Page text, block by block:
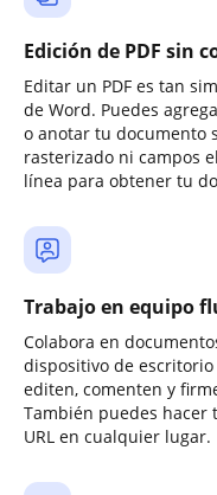
Edición de PDF sin
Editar un PDF es tan
de Word. Puedes
o anotar tu documento
rasterizado ni campos
línea para obtener tu
Trabajo en equipo
Colabora en
dispositivo de
editen, comenten y
También puedes
URL en cualquier lugar.